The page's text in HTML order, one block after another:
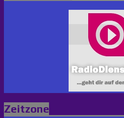
Zeitzone